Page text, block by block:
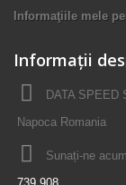
Informaţiile mele
Informații
DATA SPEED
Napoca Romania
Sunați-ne